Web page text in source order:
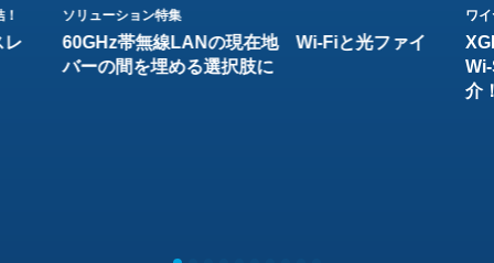
レ
ソリューション特集
60GHz帯無線LANの現在地 Wi-Fiと光ファイ
バーの間を埋める選択肢に
ワ
介